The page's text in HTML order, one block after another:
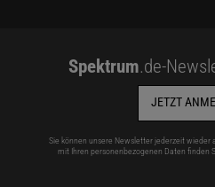
Spektrum.de-
JETZT
Sie können unsere Newsletter jederzeit wieder
mit Ihren personenbezogenen Daten finden